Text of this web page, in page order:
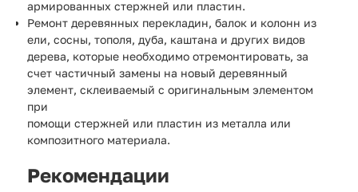
армированных стержней или пластин.
Ремонт деревянных перекладин, балок и колонн из
ели, сосны, тополя, дуба, каштана и других видов
дерева, которые необходимо отремонтировать, за
счет частичный замены на новый деревянный
элемент, склеиваемый с оригинальным элементом
при
помощи стержней или пластин из металла или
композитного материала.
Рекомендации